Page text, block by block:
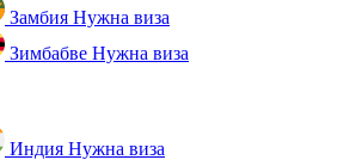
Замбия Нужна виза
Зимбабве Нужна виза
Индия Нужна виза